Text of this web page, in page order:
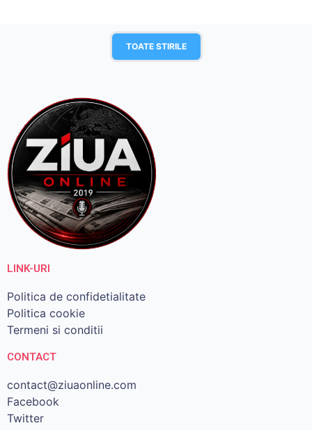
TOATE STIRILE
LINK-URI
Politica de confidetialitate
Politica cookie
Termeni si conditii
CONTACT
contact@ziuaonline.com
Facebook
Twitter